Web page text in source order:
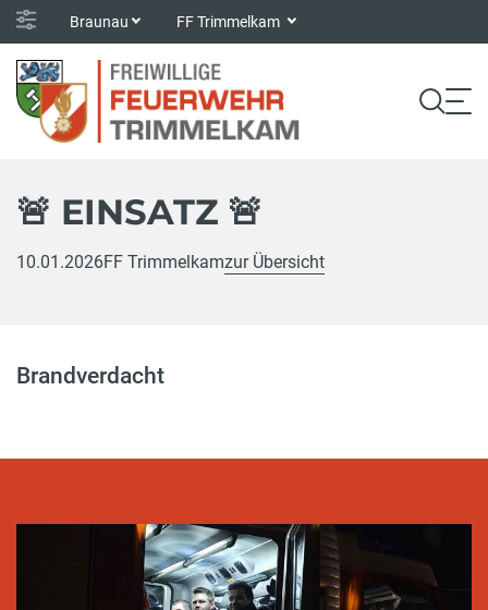
Braunau FF Trimmelkam
🚨 EINSATZ 🚨
10.01.2026FF Trimmelkamzur Übersicht
Brandverdacht